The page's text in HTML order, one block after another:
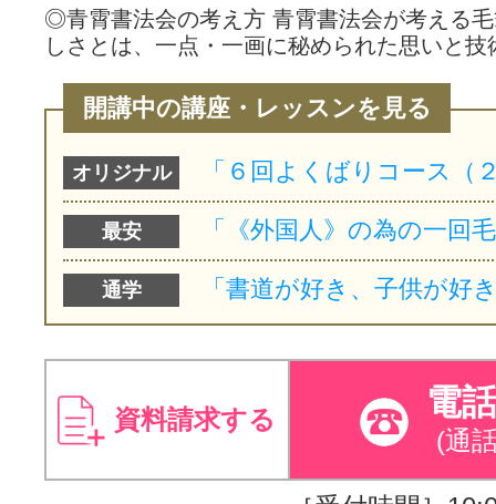
◎青霄書法会の考え方 青霄書法会が考える
しさとは、一点・一画に秘められた思いと
開講中の講座・レッスンを見る
オリジナル
最安
通学
資料請求する 電
(通